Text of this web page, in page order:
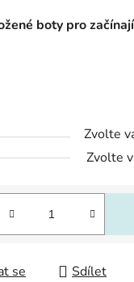
boty pro
Zvolte
Zvolte
se Sdílet